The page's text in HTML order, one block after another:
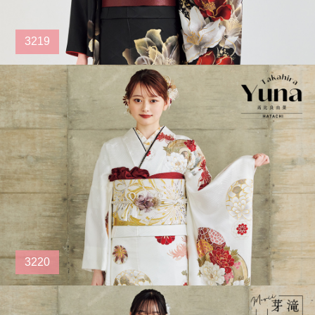
3219
3220